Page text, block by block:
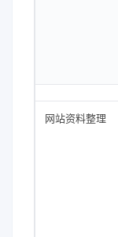
网站资料整理